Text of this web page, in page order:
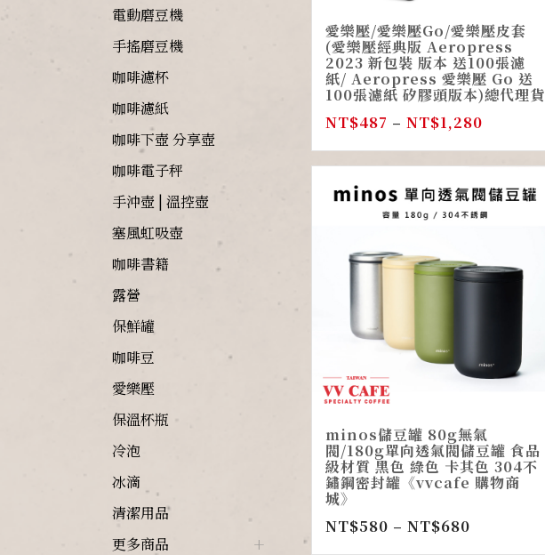
愛樂壓/愛樂壓Go/愛樂壓皮套
(愛樂壓經典版 Aeropress
2023 新包裝 版本 送100張濾
紙/ Aeropress 愛樂壓 Go 送
100張濾紙 矽膠頭版本)總代理貨
NT$487 – NT$1,280
minos儲豆罐 80g無氣
閥/180g單向透氣閥儲豆罐 食品
級材質 黑色 綠色 卡其色 304不
鏽鋼密封罐《vvcafe 購物商
城》
NT$580 – NT$680
電動磨豆機
手搖磨豆機
咖啡濾杯
咖啡濾紙
咖啡下壺 分享壺
咖啡電子秤
手沖壺 | 溫控壺
塞風虹吸壺
咖啡書籍
露營
保鮮罐
咖啡豆
愛樂壓
保溫杯瓶
冷泡
冰滴
清潔用品
更多商品